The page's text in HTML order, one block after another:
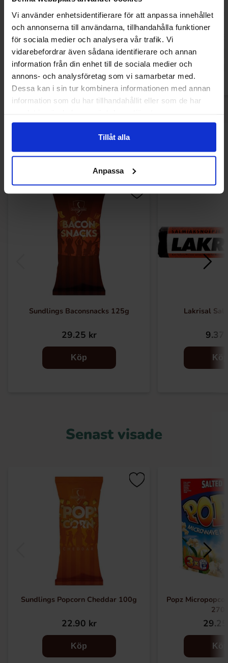
Vi använder enhetsidentifierare för att anpassa innehållet
och annonserna till användarna, tillhandahålla funktioner
för sociala medier och analysera vår trafik. Vi
vidarebefordrar även sådana identifierare och annan
information från din enhet till de sociala medier och
annons- och analysföretag som vi samarbetar med.
Dessa kan i sin tur kombinera informationen med annan
information som du har tillhandahållit eller som de har
Tillåt alla
Anpassa
MAZE Popcorn Cinema Butter 3-pack
240g
37.76 kr
Köp
Sundlings
Andra gillade
Sundlings Baconsnacks 125g
29.25 kr
Köp
Lakrisal
9.37
Köp
Senast visade
Sundlings Popcorn Cheddar 100g
22.90 kr
Köp
Popz
Köp